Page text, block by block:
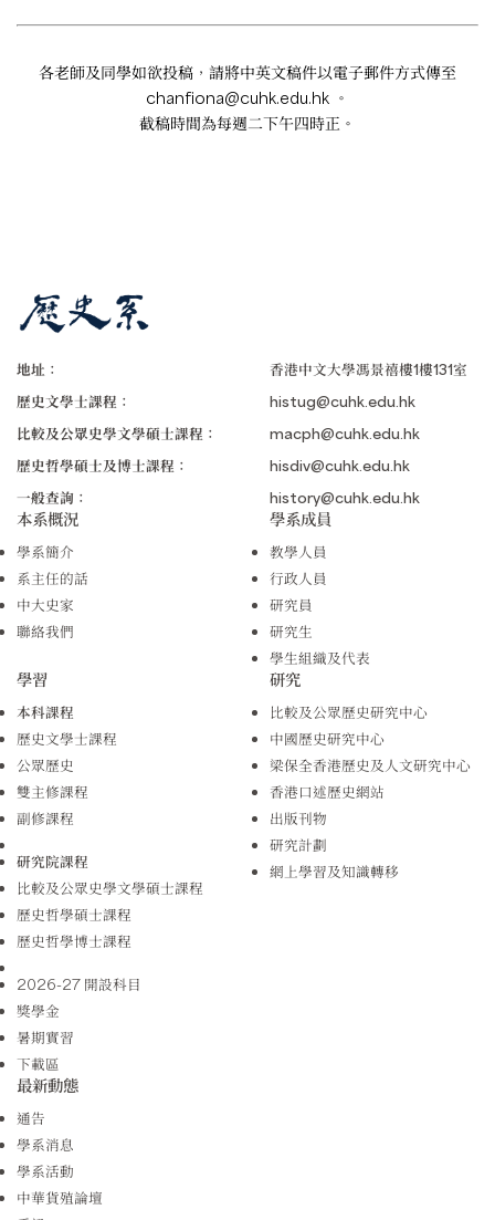
各老師及同學如欲投稿，請將中英文稿件以電子郵件方式傳至
chanfiona@cuhk.edu.hk 。
截稿時間為每週二下午四時正。
地址：
香港中文大學馮景禧樓1樓131室
歷史文學士課程：
histug@cuhk.edu.hk
比較及公眾史學文學碩士課程：
macph@cuhk.edu.hk
歷史哲學碩士及博士課程：
hisdiv@cuhk.edu.hk
一般查詢：
history@cuhk.edu.hk
本系概況
學系簡介
系主任的話
中大史家
聯絡我們
學系成員
教學人員
行政人員
研究員
研究生
學生組織及代表
學習
本科課程
歷史文學士課程
公眾歷史
雙主修課程
副修課程
研究院課程
比較及公眾史學文學碩士課程
歷史哲學碩士課程
歷史哲學博士課程
2026-27 開設科目
獎學金
暑期實習
下載區
研究
比較及公眾歷史研究中心
中國歷史研究中心
梁保全香港歷史及人文研究中心
香港口述歷史網站
出版刊物
研究計劃
網上學習及知識轉移
最新動態
通告
學系消息
學系活動
中華貨殖論壇